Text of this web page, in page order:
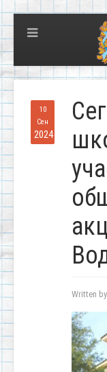
10
Сен
2024
Written by